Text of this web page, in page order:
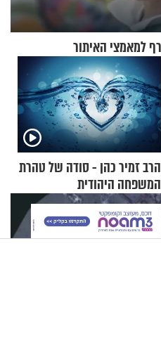
הרב זמיר כהן - סודה של טהרת
המשפחה היהודית